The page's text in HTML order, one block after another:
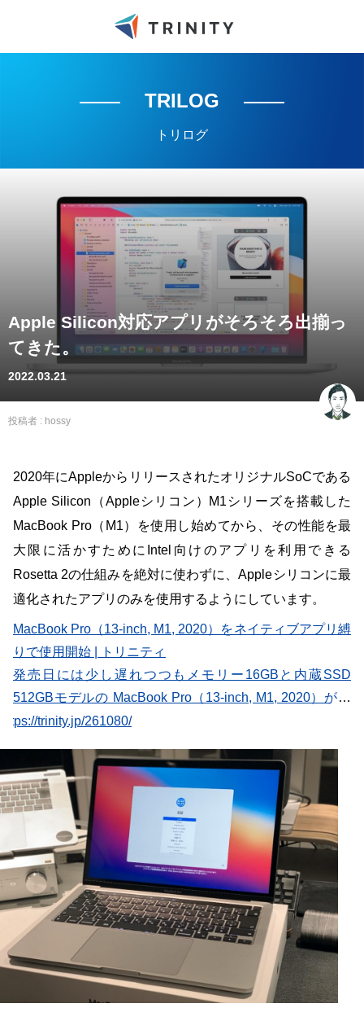
TRILOG
トリログ
Apple Silicon対応アプリがそろそろ出揃っ
てきた。
2022.03.21
投稿者 : hossy
2020年にAppleからリリースされたオリジナルSoCである
Apple Silicon（Appleシリコン）M1シリーズを搭載した
MacBook Pro（M1）を使用し始めてから、その性能を最
大限に活かすためにIntel向けのアプリを利用できる
Rosetta 2の仕組みを絶対に使わずに、Appleシリコンに最
適化されたアプリのみを使用するようにしています。
MacBook Pro（13-inch, M1, 2020）をネイティブアプリ縛
りで使用開始 | トリニティ
発売日には少し遅れつつもメモリー16GBと内蔵SSD
512GBモデルの MacBook Pro（13-inch, M1, 2020）が届
いたものの、なかなか使用する時間を取れずにいました。
い反面、本当にApple M1の力を活かすにはネイティブア
プリだけで使ってみたいという思いに駆られ、ある程度の
苦行を覚悟しつつも、 …
https://trinity.jp/261080/